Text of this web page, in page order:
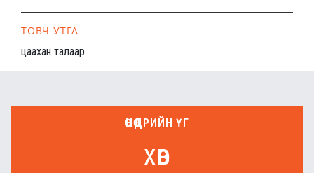
ТОВЧ УТГА
цаахан талаар
ӨНӨӨДРИЙН ҮГ
хөв